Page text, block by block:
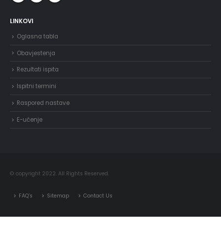
LINKOVI
Oglasna tabla
Obavjestenja
Rezultati ispita
Ispitni termini
Raspored nastave
E-učenje
© copyright 2022. All Rights Reserved.
FAQ’s Sitemap Contact Us